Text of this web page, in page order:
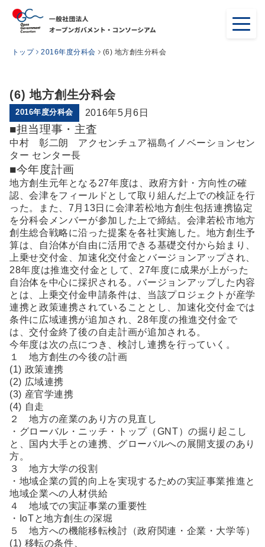
トップ 2016年度分科会 (6) 地方創生分科会
(6) 地方創生分科会
2016年度分科会 2016年5月6日
■担当理事・主査
中村 彰二朗 アクセンチュア福島イノベーションセン
ター センター長
■今年度計画
地方創生元年となる27年度は、政府方針・方向性の確
認、会津をフィールドとして取り組んだ上での検証を行
った。また、7月13日に会津若松地方創生包括連携協定
を分科会メンバーが参加した上で締結。会津若松市地方
創生総合戦略に沿った提案を各社実施した。地方創生予
算は、自治体が自由に活用できる基礎交付から始まり、
上乗せ交付金、加速化交付金とバージョンアップされ、
28年度は推進交付金として、27年度に成果が上がった
自治体を中心に採択される。バージョンアップした内容
とは、上乗交付金申請条件は、当該プロジェクトが産学
連携と政策連携されていることとし、加速化交付金では
条件に広域連携が追加され、28年度の推進交付金で
は、交付金終了後の自走計画が追加される。
今年度は次の点につき、検討し連携を行っていく。
１ 地方創生の今後の計画
(1) 政策連携
(2) 広域連携
(3) 産官学連携
(4) 自走
２ 地方の産業のあり方の見直し
・グローバル・ニッチ・トップ（GNT）の掘り起こし
と、国内大手との連携、グローバルへの展開支援のあり
方。
３ 地方大学の役割
・地域企業の質的向上を実現するための実証事業推進と
地域企業への人材供給
４ 地域での実証事業の重要性
・IoTと地方創生の深堀
５ 地方への機能移転検討（政府関連・企業・大学等）
(1) 移転の条件、